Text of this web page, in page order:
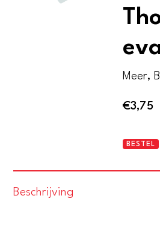
Meer,
€3,75
BESTEL
Beschrijving